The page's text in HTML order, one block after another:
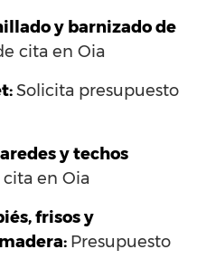
y barnizado de
cita en Oia
Solicita presupuesto
y techos
en Oia
frisos y
Presupuesto